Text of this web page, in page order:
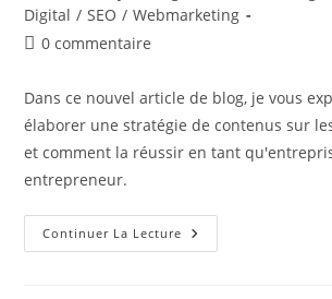
la
publication :
category:
Digital / SEO / Webmarketing
Commentaires
la
publication :
0 commentaire
Dans ce nouvel article de blog, je vous
élaborer une stratégie de contenus sur
et comment la réussir en tant
entrepreneur.
Continuer La Lecture Élaborer
Une